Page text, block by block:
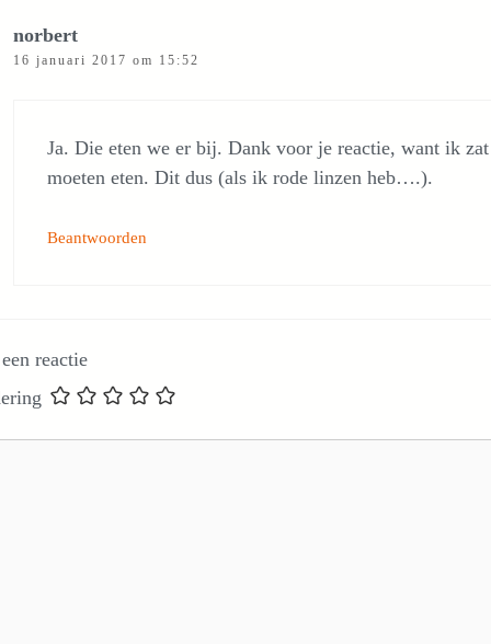
norbert
16 januari 2017 om 15:52
Ja. Die eten we er bij. Dank voor je reactie, want ik
moeten eten. Dit dus (als ik rode linzen heb….).
Beantwoorden
reactie